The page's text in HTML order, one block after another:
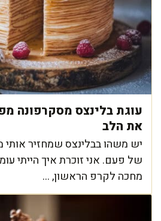
עוגת בלינצס מסקרפונה
את הלב
יש משהו בבלינצס שמחזיר אותי
של פעם. אני זוכרת איך הייתי
מחכה לקרפ הראשון, ...